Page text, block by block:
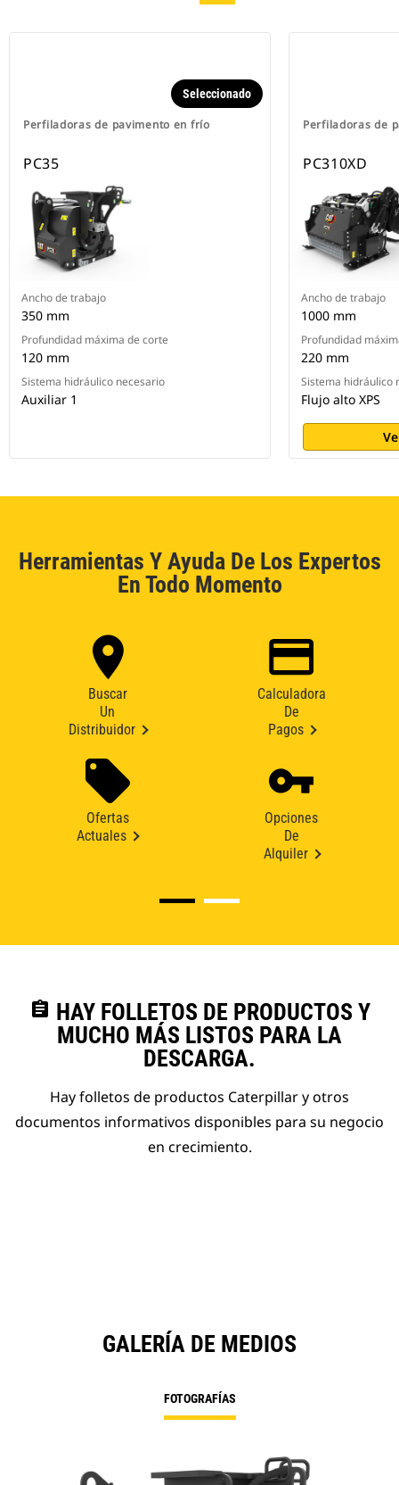
Perfiladoras de pavimento en frío
Seleccionado
PC35
Ancho de trabajo
350 mm
Profundidad máxima de corte
120 mm
Sistema hidráulico necesario
Auxiliar 1
Perfiladoras de
PC310XD
Ancho de trabajo
1000 mm
Profundidad
220 mm
Sistema hidráulico
Flujo alto XPS
Herramientas Y Ayuda De Los Expertos
En Todo Momento
Buscar
Un
Distribuidor
Calculadora
De
Pagos
Ofertas
Actuales
Opciones
De
Alquiler
assignment HAY FOLLETOS DE PRODUCTOS Y
MUCHO MÁS LISTOS PARA LA
DESCARGA.
Hay folletos de productos Caterpillar y otros
documentos informativos disponibles para su negocio
en crecimiento.
GALERÍA DE MEDIOS
FOTOGRAFÍAS